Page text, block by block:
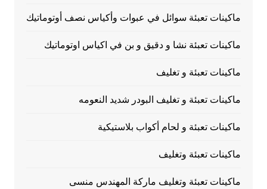
ماكينات تعبئة سوائل في عبوات وأكياس نصف أوتوماتيك
ماكينات تعبئة نشا و دقيق و بن في اكياس اوتوماتيك
ماكينات تعبئة و تغليف
ماكينات تعبئة و تغليف البودر شديد النعومه
ماكينات تعبئة و لحام أكواب بلاستيكية
ماكينات تعبئة وتغليف
ماكينات تعبئة وتغليف ماركة المهندس منسى